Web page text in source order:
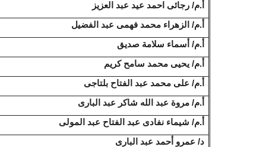
أ.م/ رجائى احمد عيد عبد العزيز
أ.م/ الزهراء محمد فهمى عبد الفضيل
أ.م/ أسماء سلامة صديق
أ.م/ يحيى محمد سامح كريم
أ.م/ على محمد عبد الفتاح بلتاجى
أ.م/ مروة عبد الله شاكر عبد البارى
أ.م/ شيماء نفادى عبد الفتاح عبد المولى
د/ عمرو أحمد عبد البارى